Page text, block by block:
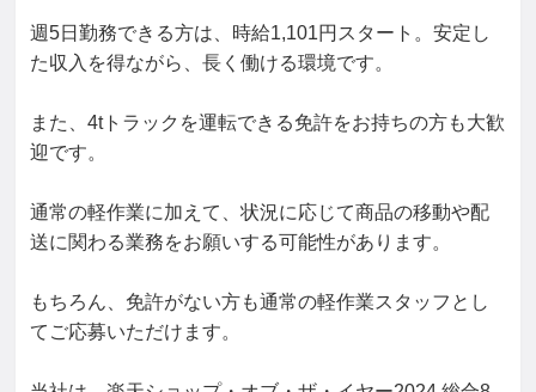
週5日勤務できる方は、時給1,101円スタート。安定し
た収入を得ながら、長く働ける環境です。
また、4tトラックを運転できる免許をお持ちの方も大歓
迎です。
通常の軽作業に加えて、状況に応じて商品の移動や配
送に関わる業務をお願いする可能性があります。
もちろん、免許がない方も通常の軽作業スタッフとし
てご応募いただけます。